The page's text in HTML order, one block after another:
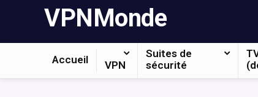
VPNMonde
Accueil VPN
Suites de
sécurité